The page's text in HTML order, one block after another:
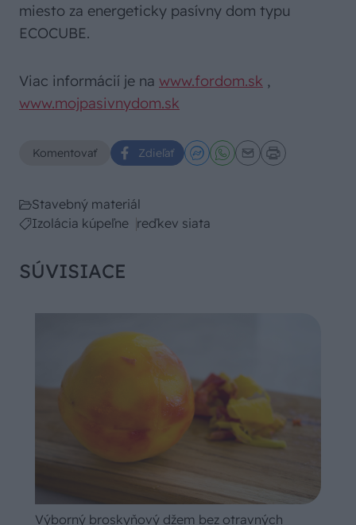
miesto za energeticky pasívny dom typu
ECOCUBE.
Viac informácií je na www.fordom.sk ,
www.mojpasivnydom.sk
Komentovať Zdieľať
Stavebný materiál
Izolácia kúpeľne reďkev siata
SÚVISIACE
Výborný broskyňový džem bez otravných